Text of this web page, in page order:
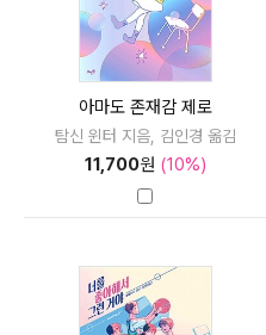
아마도 존재감 제로
탐신 윈터 지음, 김인경 옮김
11,700원 (10%)